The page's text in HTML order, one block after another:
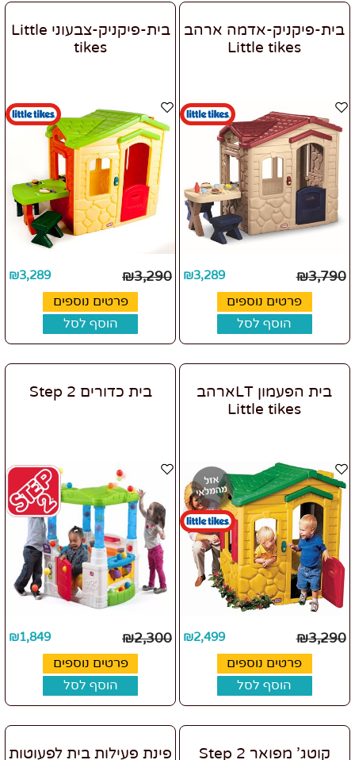
בית-פיקניק-אדמה ארהב
Little tikes
₪3,790
₪3,289
פרטים נוספים
הוסף לסל
בית-פיקניק-צבעוני Little
tikes
₪3,290
₪3,289
פרטים נוספים
הוסף לסל
בית הפעמון LTארהב
Little tikes
₪3,290
₪2,499
פרטים נוספים
הוסף לסל
בית כדורים Step 2
₪2,300
₪1,849
פרטים נוספים
הוסף לסל
קוטג' מפואר Step 2
פינת פעילות בית לפעוטות